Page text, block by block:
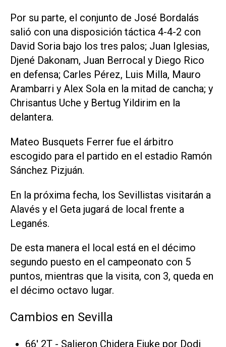
Por su parte, el conjunto de José Bordalás
salió con una disposición táctica 4-4-2 con
David Soria bajo los tres palos; Juan Iglesias,
Djené Dakonam, Juan Berrocal y Diego Rico
en defensa; Carles Pérez, Luis Milla, Mauro
Arambarri y Alex Sola en la mitad de cancha; y
Chrisantus Uche y Bertug Yildirim en la
delantera.
Mateo Busquets Ferrer fue el árbitro
escogido para el partido en el estadio Ramón
Sánchez Pizjuán.
En la próxima fecha, los Sevillistas visitarán a
Alavés y el Geta jugará de local frente a
Leganés.
De esta manera el local está en el décimo
segundo puesto en el campeonato con 5
puntos, mientras que la visita, con 3, queda en
el décimo octavo lugar.
Cambios en Sevilla
66' 2T - Salieron Chidera Ejuke por Dodi